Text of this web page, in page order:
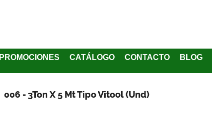
PROMOCIONES CATÁLOGO CONTACTO BLOG
006 - 3Ton X 5 Mt Tipo Vitool (Und)